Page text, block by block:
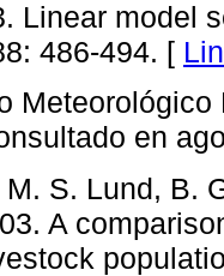
Linear model
486-494. [
en
M. S. Lund, B.
A